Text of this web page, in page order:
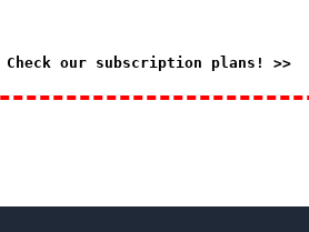
Check our subscription plans! >>